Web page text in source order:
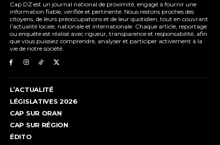
Cap DZ est un journal national de proximité, engagé à fournir une
information fiable, vérifiée et pertinente. Nous restons proches des
citoyens, de leurs préoccupations et de leur quotidien, tout en couvrant
l’actualité locale, nationale et internationale. Chaque article, reportage
ou enquête est réalisé avec rigueur, transparence et responsabilité, afin
que vous puissiez comprendre, analyser et participer activement à la
vie de notre société.
L’ACTUALITÉ
LÉGISLATIVES 2026
CAP SUR ORAN
CAP SUR RÉGION
ÉDITO